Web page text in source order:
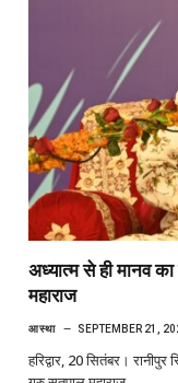
अध्यात्म से ही मानव
महाराज
आस्था SEPTEMBER 21,
हरिद्वार, 20 सितंबर।